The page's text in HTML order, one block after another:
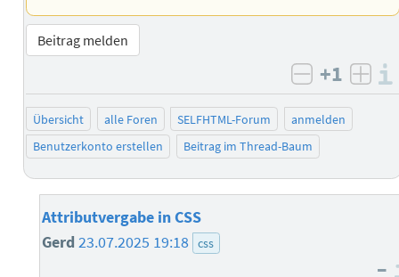
Beitrag melden
negativ
+1
Übersicht alle Foren SELFHTML-Forum
anmelden
Benutzerkonto erstellen
Beitrag im Thread-Baum
Attributvergabe in CSS
Gerd 23.07.2025 19:18 css
–